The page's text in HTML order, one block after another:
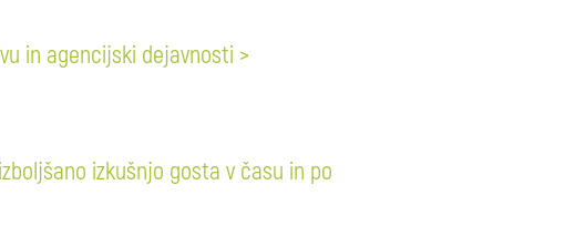
in agencijski dejavnosti >
izkušnjo gosta v času in po